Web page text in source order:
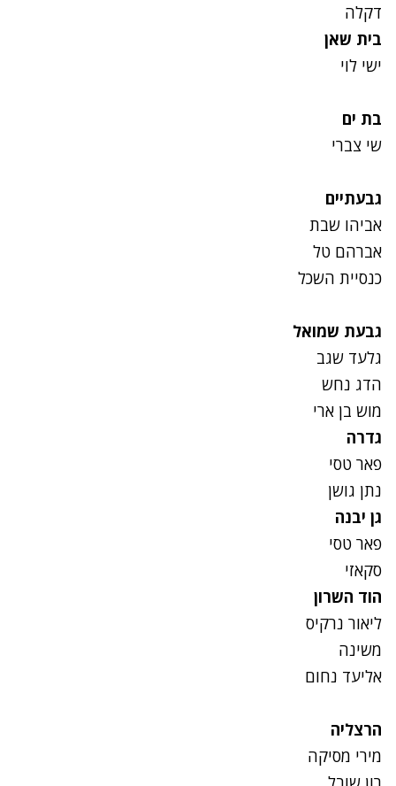
דקלה
בית שאן
ישי לוי
בת ים
שי צברי
גבעתיים
אביהו שבת
אברהם טל
כנסיית השכל
גבעת שמואל
גלעד שגב
הדג נחש
מוש בן ארי
גדרה
פאר טסי
נתן גושן
גן יבנה
פאר טסי
סקאזי
הוד השרון
ליאור נרקיס
משינה
אליעד נחום
הרצליה
מירי מסיקה